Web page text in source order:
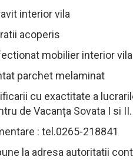
interior vila
acoperis
mobilier interior
parchet melaminat
cu exactitate a
de Vacanța Sovata I si II.
: tel.0265-218841
e la adresa autoritatii